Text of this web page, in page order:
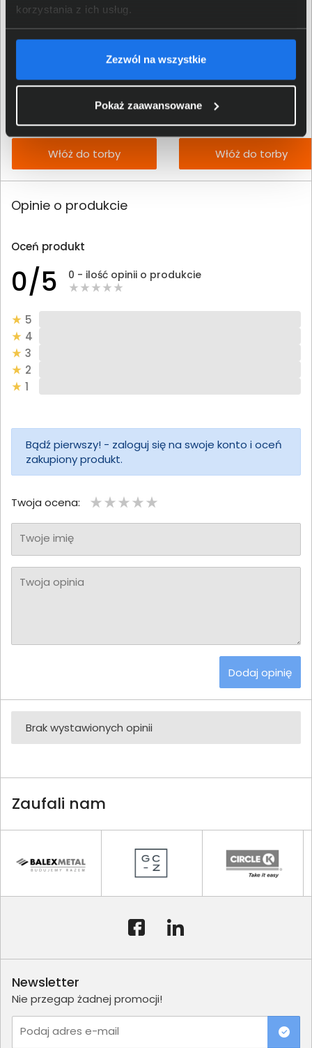
korzystania z ich usług.
Zezwól na wszystkie
Pokaż zaawansowane
netto: 72,36 zł
Włóż do torby
Toner Brother TN-B023 czarny
88,00 zł
Włóż do torby
Opinie o produkcie
Oceń produkt
0/5 0 - ilość opinii o produkcie
5
4
3
2
1
Bądź pierwszy! - zaloguj się na swoje konto i oceń
zakupiony produkt.
Twoja ocena:
Twoje imię
Twoja opinia
Dodaj opinię
Brak wystawionych opinii
Zaufali nam
Newsletter
Nie przegap żadnej promocji!
Podaj adres e-mail